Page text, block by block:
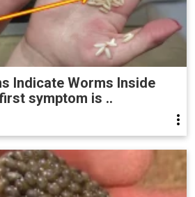
Indicate Worms Inside
symptom is ..